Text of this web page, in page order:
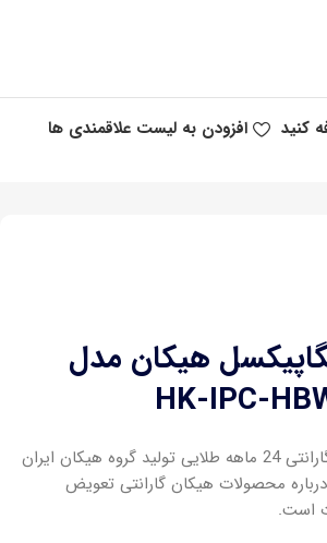
کنید افزودن به لیست علاقمندی ها
6 مگاپیکسل هیکان مدل
HK-IPC-
محصولات هیکان با گارانتی 24 ماهه طلایی تولید گروه هیکان ایران
محصولات هیکان گارانتی تعویض
است.